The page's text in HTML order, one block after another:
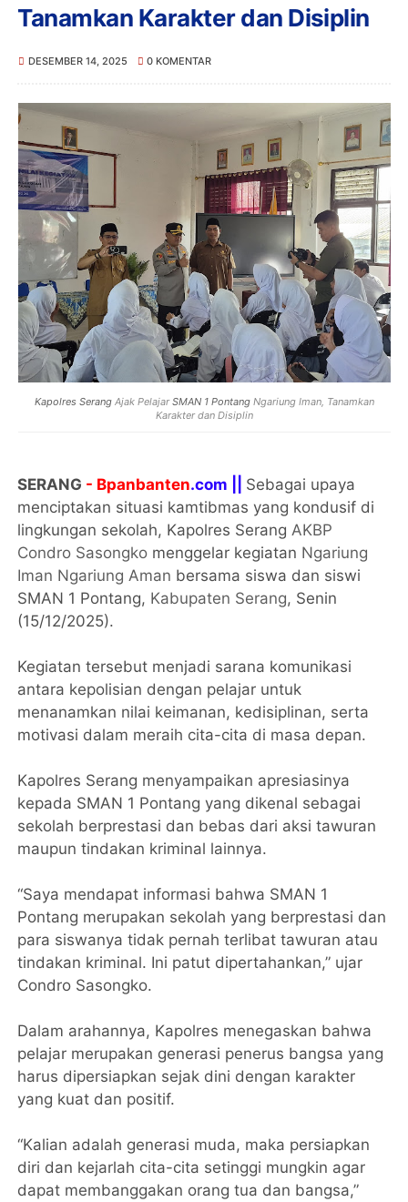
Tanamkan Karakter dan Disiplin
DESEMBER 14, 2025 0 KOMENTAR
Kapolres SerangAjak PelajarSMAN 1 PontangNgariung Iman, Tanamkan
Karakter dan Disiplin
SERANG - Bpanbanten.com || Sebagai upaya
menciptakan situasi kamtibmas yang kondusif di
lingkungan sekolah, Kapolres Serang AKBP
Condro Sasongko menggelar kegiatan Ngariung
Iman Ngariung Aman bersama siswa dan siswi
SMAN 1 Pontang, Kabupaten Serang, Senin
(15/12/2025).
Kegiatan tersebut menjadi sarana komunikasi
antara kepolisian dengan pelajar untuk
menanamkan nilai keimanan, kedisiplinan, serta
motivasi dalam meraih cita-cita di masa depan.
Kapolres Serang menyampaikan apresiasinya
kepada SMAN 1 Pontang yang dikenal sebagai
sekolah berprestasi dan bebas dari aksi tawuran
maupun tindakan kriminal lainnya.
“Saya mendapat informasi bahwa SMAN 1
Pontang merupakan sekolah yang berprestasi dan
para siswanya tidak pernah terlibat tawuran atau
tindakan kriminal. Ini patut dipertahankan,” ujar
Condro Sasongko.
Dalam arahannya, Kapolres menegaskan bahwa
pelajar merupakan generasi penerus bangsa yang
harus dipersiapkan sejak dini dengan karakter
yang kuat dan positif.
“Kalian adalah generasi muda, maka persiapkan
diri dan kejarlah cita-cita setinggi mungkin agar
dapat membanggakan orang tua dan bangsa,”